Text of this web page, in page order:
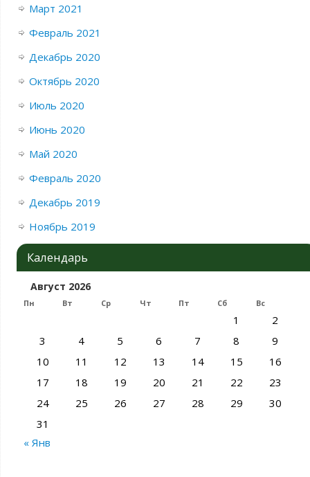
Март 2021
Февраль 2021
Декабрь 2020
Октябрь 2020
Июль 2020
Июнь 2020
Май 2020
Февраль 2020
Декабрь 2019
Ноябрь 2019
Календарь
Август 2026
Пн Вт Ср Чт Пт Сб Вс
1
2
3
4 5 6 7 8
9
10
11 12 13 14 15
16
17
18 19 20 21 22
23
24
25 26 27 28 29
30
31
« Янв